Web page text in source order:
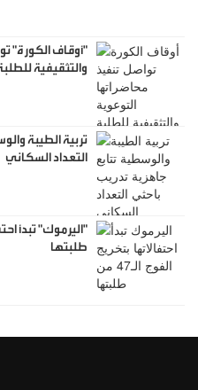
"أوقاف الكورة"
والتثقيفية
تربية الطيبة
التعداد السكاني
طلبتها